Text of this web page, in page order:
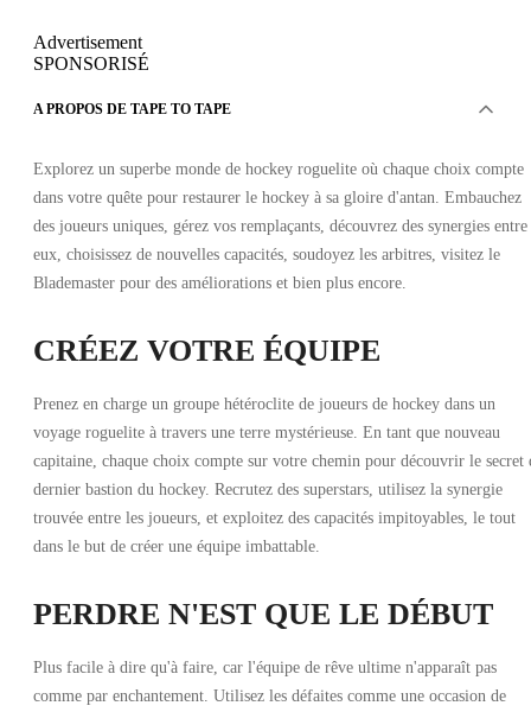
Advertisement
SPONSORISÉ
A PROPOS DE TAPE TO TAPE
Explorez un superbe monde de hockey roguelite où chaque choix compte
dans votre quête pour restaurer le hockey à sa gloire d'antan. Embauchez
des joueurs uniques, gérez vos remplaçants, découvrez des synergies entre
eux, choisissez de nouvelles capacités, soudoyez les arbitres, visitez le
Blademaster pour des améliorations et bien plus encore.
CRÉEZ VOTRE ÉQUIPE
Prenez en charge un groupe hétéroclite de joueurs de hockey dans un
voyage roguelite à travers une terre mystérieuse. En tant que nouveau
capitaine, chaque choix compte sur votre chemin pour découvrir le secret
dernier bastion du hockey. Recrutez des superstars, utilisez la synergie
trouvée entre les joueurs, et exploitez des capacités impitoyables, le tout
dans le but de créer une équipe imbattable.
PERDRE N'EST QUE LE DÉBUT
Plus facile à dire qu'à faire, car l'équipe de rêve ultime n'apparaît pas
comme par enchantement. Utilisez les défaites comme une occasion de